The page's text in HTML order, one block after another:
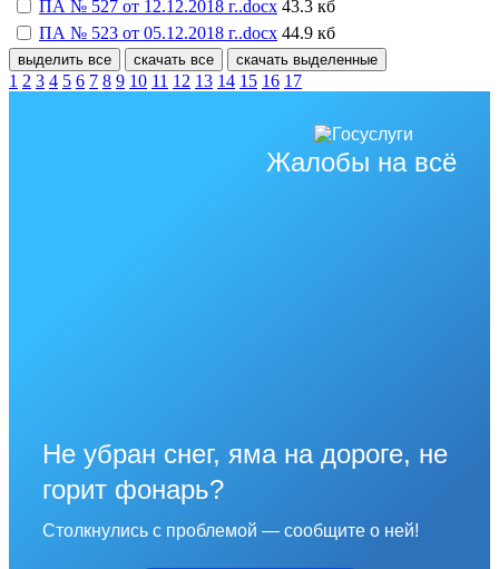
ПА № 527 от 12.12.2018 г..docx 43.3 кб
ПА № 523 от 05.12.2018 г..docx 44.9 кб
выделить все скачать все скачать выделенные
1 2 3 4 5 6 7 8 9 10 11 12 13 14 15 16 17
Жалобы на всё
Не убран снег, яма на дороге, не
горит фонарь?
Столкнулись с проблемой — сообщите о ней!